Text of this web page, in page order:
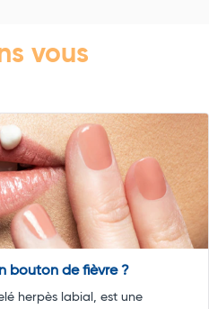
vous
bouton de fièvre ?
herpès labial, est une